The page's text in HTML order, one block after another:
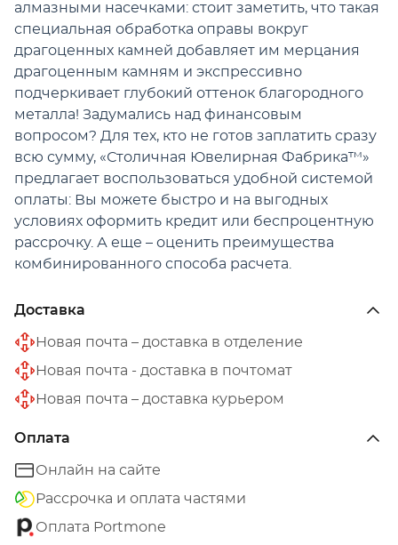
алмазными насечками: стоит заметить, что такая
специальная обработка оправы вокруг
драгоценных камней добавляет им мерцания
драгоценным камням и экспрессивно
подчеркивает глубокий оттенок благородного
металла! Задумались над финансовым
вопросом? Для тех, кто не готов заплатить сразу
всю сумму, «Столичная Ювелирная Фабрика™»
предлагает воспользоваться удобной системой
оплаты: Вы можете быстро и на выгодных
условиях оформить кредит или беспроцентную
рассрочку. А еще – оценить преимущества
комбинированного способа расчета.
Доставка
Новая почта – доставка в отделение
Новая почта - доставка в почтомат
Новая почта – доставка курьером
Оплата
Онлайн на сайте
Рассрочка и оплата частями
Оплата Portmone